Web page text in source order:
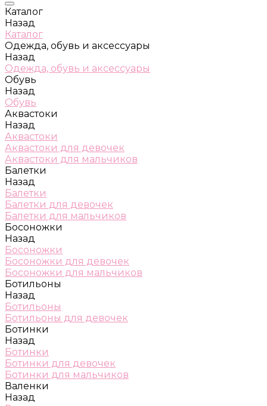
Каталог
Назад
Каталог
Одежда, обувь и аксессуары
Назад
Одежда, обувь и аксессуары
Обувь
Назад
Обувь
Аквастоки
Назад
Аквастоки
Аквастоки для девочек
Аквастоки для мальчиков
Балетки
Назад
Балетки
Балетки для девочек
Балетки для мальчиков
Босоножки
Назад
Босоножки
Босоножки для девочек
Босоножки для мальчиков
Ботильоны
Назад
Ботильоны
Ботильоны для девочек
Ботинки
Назад
Ботинки
Ботинки для девочек
Ботинки для мальчиков
Валенки
Назад